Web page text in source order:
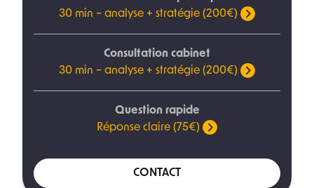
30 min – analyse + stratégie (200€)
Consultation cabinet
30 min – analyse + stratégie (200€)
Question rapide
Réponse claire (75€)
CONTACT